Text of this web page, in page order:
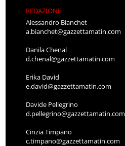
REDAZIONE
Alessandro Bianchet
a.bianchet@gazzettamatin.com
Danila Chenal
d.chenal@gazzettamatin.com
Erika David
e.david@gazzettamatin.com
Davide Pellegrino
d.pellegrino@gazzettamatin.com
Cinzia Timpano
c.timpano@gazzettamatin.com